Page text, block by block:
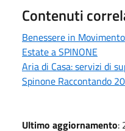
Contenuti
Benessere in Movimento
Estate a SPINONE
Aria di Casa: servizi di
Spinone Raccontando
Ultimo aggiornamento: